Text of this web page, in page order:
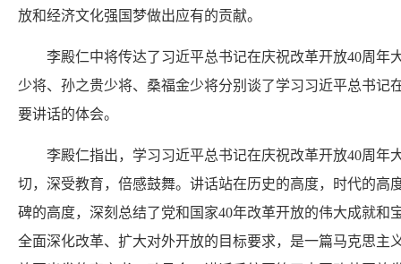
放和经济文化强国梦做出应有的贡献。
李殿仁中将传达了习近平总书记在庆祝改革开放40周年
少将、孙之贵少将、桑福金少将分别谈了学习习近平总书记
要讲话的体会。
李殿仁指出，学习习近平总书记在庆祝改革开放40周年
切，深受教育，倍感鼓舞。讲话站在历史的高度，时代的高
碑的高度，深刻总结了党和国家40年改革开放的伟大成就和
全面深化改革、扩大对外开放的目标要求，是一篇马克思主